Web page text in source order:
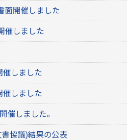
面開催しました
催しました
催しました
催しました
催しました。
協議)結果の公表